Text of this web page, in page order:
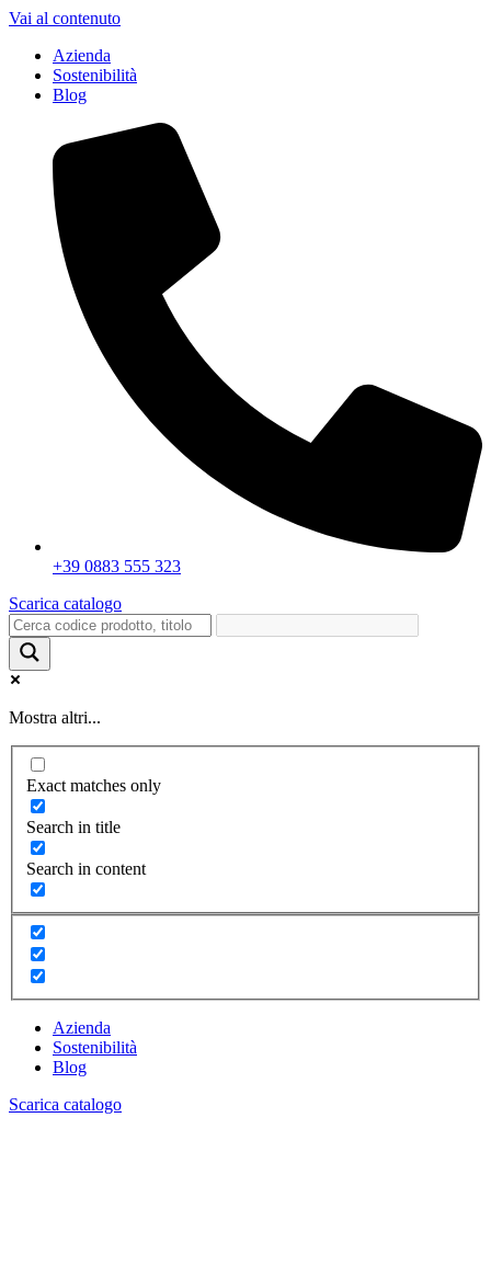
Vai al contenuto
Azienda
Sostenibilità
Blog
+39 0883 555 323
Scarica catalogo
Mostra altri...
Exact matches only
Search in title
Search in content
Azienda
Sostenibilità
Blog
Scarica catalogo